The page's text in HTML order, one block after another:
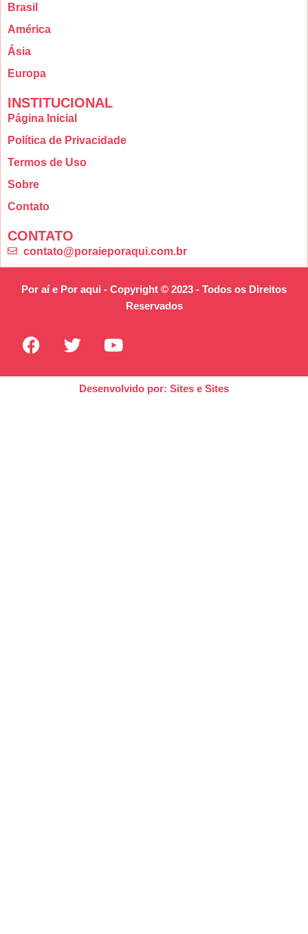
Brasil
América
Ásia
Europa
INSTITUCIONAL
Página Inicial
Política de Privacidade
Termos de Uso
Sobre
Contato
CONTATO
contato@poraieporaqui.com.br
Por aí e Por aqui - Copyright © 2023 - Todos os Direitos
Reservados
Desenvolvido por: Sites e Sites